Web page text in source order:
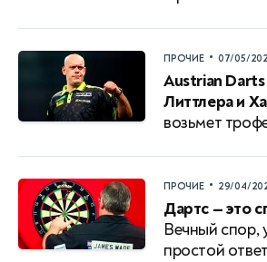
ПРОЧИЕ • 07/05/
Austrian
Литтлера и
возьмет
ПРОЧИЕ • 29/04/
Дартс — это
Вечный спор,
простой ответ